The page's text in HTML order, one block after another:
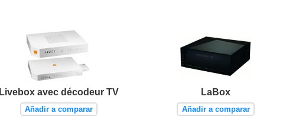
Livebox avec décodeur TV
Añadir a comparar
LaBox
Añadir a comparar